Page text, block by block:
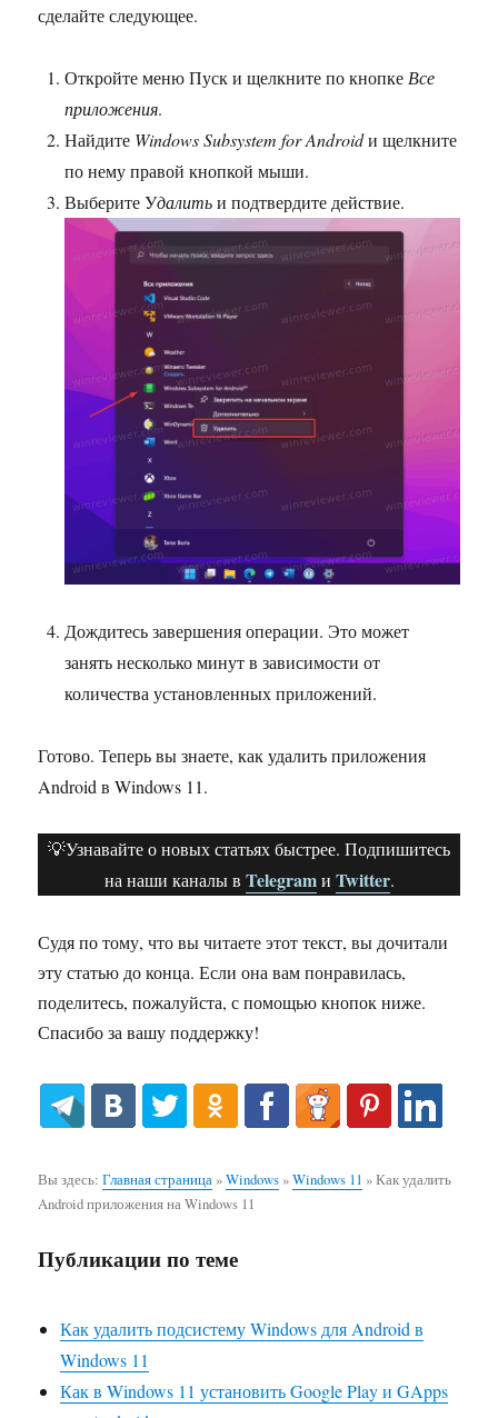
сделайте следующее.
Откройте меню Пуск и щелкните по кнопке Все
приложения.
Найдите Windows Subsystem for Androidи щелкните
по нему правой кнопкой мыши.
Выберите Удалитьи подтвердите действие.
Дождитесь завершения операции. Это может
занять несколько минут в зависимости от
количества установленных приложений.
Готово. Теперь вы знаете, как удалить приложения
Android в Windows 11.
💡Узнавайте о новых статьях быстрее. Подпишитесь
на наши каналы в Telegramи Twitter.
Судя по тому, что вы читаете этот текст, вы дочитали
эту статью до конца. Если она вам понравилась,
поделитесь, пожалуйста, с помощью кнопок ниже.
Спасибо за вашу поддержку!
Вы здесь:Главная страница »Windows»Windows 11 »Как удалить
Android приложения на Windows 11
Публикации по теме
Как удалить подсистему Windows для Android в
Windows 11
Как в Windows 11 установить Google Play и GApps